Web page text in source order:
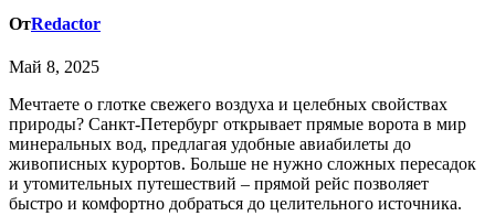
ОтRedactor
Май 8, 2025
Мечтаете о глотке свежего воздуха и целебных свойствах
природы? Санкт-Петербург открывает прямые ворота в мир
минеральных вод, предлагая удобные авиабилеты до
живописных курортов. Больше не нужно сложных пересадок
и утомительных путешествий – прямой рейс позволяет
быстро и комфортно добраться до целительного источника.